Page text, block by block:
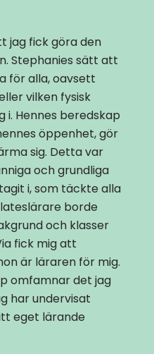
jag fick göra den
Stephanies sätt att
för alla, oavsett
vilken fysisk
i. Hennes beredskap
öppenhet, gör
sig. Detta var
och grundliga
i, som täckte alla
borde
och klasser
fick mig att
är läraren för mig.
omfamnar det jag
har undervisat
eget lärande